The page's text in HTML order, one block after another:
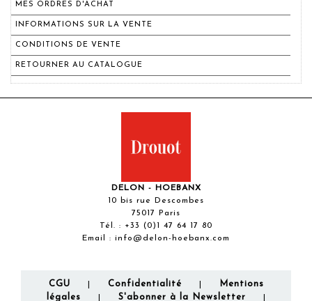
MES ORDRES D'ACHAT
INFORMATIONS SUR LA VENTE
CONDITIONS DE VENTE
RETOURNER AU CATALOGUE
DELON - HOEBANX
10 bis rue Descombes
75017 Paris
Tél. : +33 (0)1 47 64 17 80
Email : info@delon-hoebanx.com
CGU Confidentialité
Mentions
légales
S'abonner à la Newsletter